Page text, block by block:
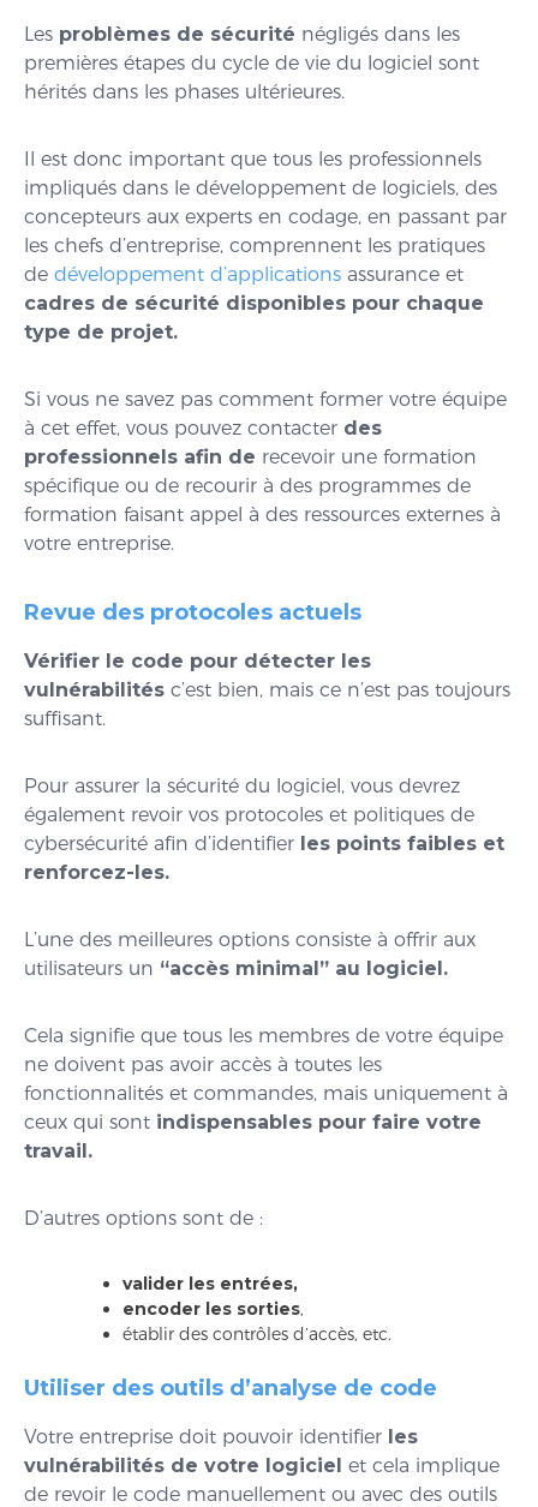
Les problèmes de sécurité négligés dans les
premières étapes du cycle de vie du logiciel sont
hérités dans les phases ultérieures.
Il est donc important que tous les professionnels
impliqués dans le développement de logiciels, des
concepteurs aux experts en codage, en passant par
les chefs d’entreprise, comprennent les pratiques
de développement d’applications assurance et
cadres de sécurité disponibles pour chaque
type de projet.
Si vous ne savez pas comment former votre équipe
à cet effet, vous pouvez contacter des
professionnels afin de recevoir une formation
spécifique ou de recourir à des programmes de
formation faisant appel à des ressources externes à
votre entreprise.
Revue des protocoles actuels
Vérifier le code pour détecter les
vulnérabilités c’est bien, mais ce n’est pas toujours
suffisant.
Pour assurer la sécurité du logiciel, vous devrez
également revoir vos protocoles et politiques de
cybersécurité afin d’identifier les points faibles et
renforcez-les.
L’une des meilleures options consiste à offrir aux
utilisateurs un “accès minimal” au logiciel.
Cela signifie que tous les membres de votre équipe
ne doivent pas avoir accès à toutes les
fonctionnalités et commandes, mais uniquement à
ceux qui sont indispensables pour faire votre
travail.
D’autres options sont de :
valider les entrées,
encoder les sorties,
établir des contrôles d’accès, etc.
Utiliser des outils d’analyse de code
Votre entreprise doit pouvoir identifier les
vulnérabilités de votre logiciel et cela implique
de revoir le code manuellement ou avec des outils